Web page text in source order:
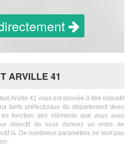
ARVILLE 41
Arville 41 vous est donnée à titre indicatif
tarifs préfectoraux du département deen
fonction des éléments que vous avez
objectif de vous donnez un ordre de
là. De nombreux paramètres ne sont pas
: